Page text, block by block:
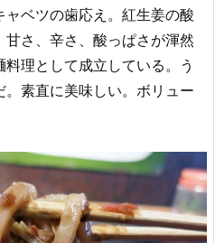
ベツの歯応え。紅生姜の酸
さ、辛さ、酸っぱさが渾然
理として成立している。う
素直に美味しい。ボリュー